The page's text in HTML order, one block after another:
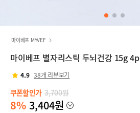
마이베프 MYVEF
마이베프 별자리스틱 두뇌건강 15g 4p
4.9 38개 리뷰보기
쿠폰할인가 3,700원
8% 3,404원